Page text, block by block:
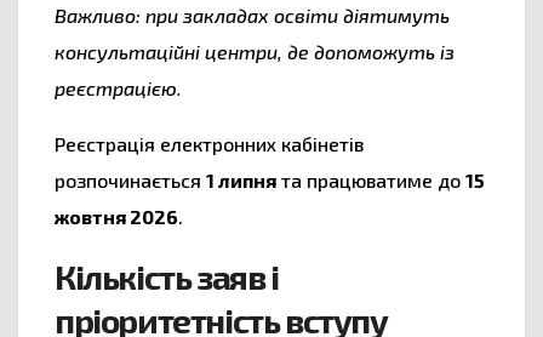
Важливо: при закладах освіти діятимуть
консультаційні центри, де допоможуть із
реєстрацією.
Реєстрація електронних кабінетів
розпочинається 1 липня та працюватиме до 15
жовтня 2026.
Кількість заяв і
пріоритетність вступу